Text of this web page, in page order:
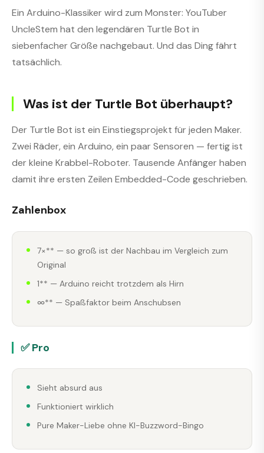
Ein Arduino-Klassiker wird zum Monster: YouTuber
UncleStem hat den legendären Turtle Bot in
siebenfacher Größe nachgebaut. Und das Ding fährt
tatsächlich.
Was ist der Turtle Bot überhaupt?
Der Turtle Bot ist ein Einstiegsprojekt für jeden Maker.
Zwei Räder, ein Arduino, ein paar Sensoren — fertig ist
der kleine Krabbel-Roboter. Tausende Anfänger haben
damit ihre ersten Zeilen Embedded-Code geschrieben.
Zahlenbox
7×** — so groß ist der Nachbau im Vergleich zum
Original
1** — Arduino reicht trotzdem als Hirn
∞** — Spaßfaktor beim Anschubsen
✅ Pro
Sieht absurd aus
Funktioniert wirklich
Pure Maker-Liebe ohne KI-Buzzword-Bingo